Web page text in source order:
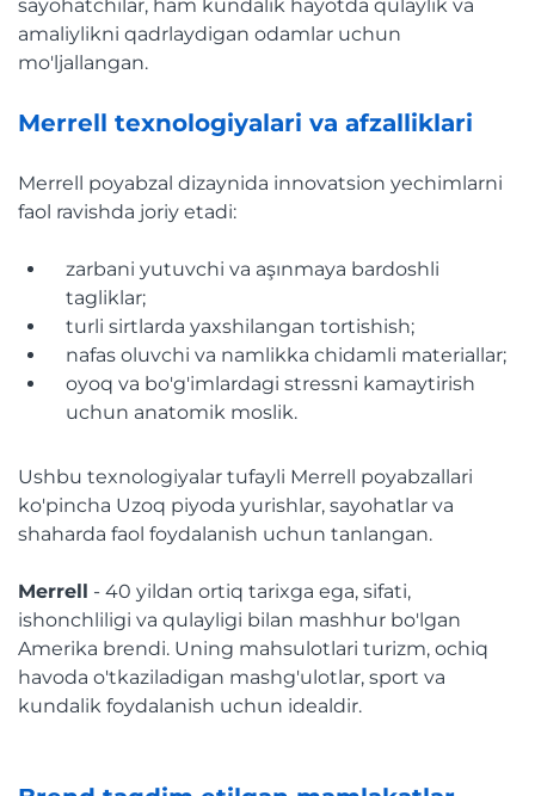
sayohatchilar, ham kundalik hayotda qulaylik va
amaliylikni qadrlaydigan odamlar uchun
mo'ljallangan.
Merrell texnologiyalari va afzalliklari
Merrell poyabzal dizaynida innovatsion yechimlarni
faol ravishda joriy etadi:
zarbani yutuvchi va aşınmaya bardoshli
tagliklar;
turli sirtlarda yaxshilangan tortishish;
nafas oluvchi va namlikka chidamli materiallar;
oyoq va bo'g'imlardagi stressni kamaytirish
uchun anatomik moslik.
Ushbu texnologiyalar tufayli Merrell poyabzallari
ko'pincha Uzoq piyoda yurishlar, sayohatlar va
shaharda faol foydalanish uchun tanlangan.
Merrell - 40 yildan ortiq tarixga ega, sifati,
ishonchliligi va qulayligi bilan mashhur bo'lgan
Amerika brendi. Uning mahsulotlari turizm, ochiq
havoda o'tkaziladigan mashg'ulotlar, sport va
kundalik foydalanish uchun idealdir.